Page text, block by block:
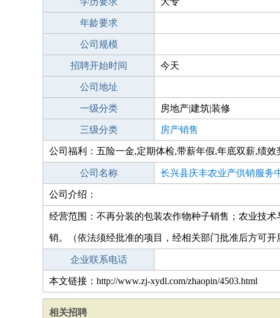
年龄要求
公司规模
招聘开始时间 今天
公司地址
一级分类 房地产|建筑|装修
三级分类 房产销售
公司福利：五险一金,定期体检,带薪年假,年底双薪,绩效
公司名称 长兴县庆丰农业产供销服务
公司介绍：
经营范围：不再分装的包装农作物种子销售；农业技
销。（依法须经批准的项目，经相关部门批准后方可开
企业联系电话
本文链接：http://www.zj-xydl.com/zhaopin/4503.html
相关招聘